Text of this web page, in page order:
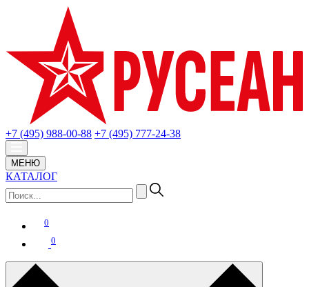
+7 (495) 988-00-88 +7 (495) 777-24-38
МЕНЮ
КАТАЛОГ
0
0